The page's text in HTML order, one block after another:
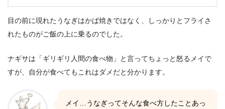
目の前に現れたうなぎはかば焼きではなく、しっかりとフライさ
れたものがご飯の上に乗るのでした。
ナギサは「ギリギリ人間の食べ物」と言ってちょっと怒るメイで
すが、自分が食べてもこれはダメだと分かります。
メイ…うなぎってそんな食べ方したことあっ